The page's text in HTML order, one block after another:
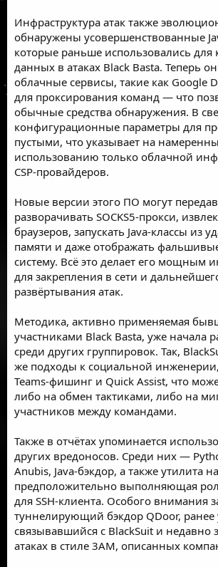
Инфраструктура атак также
обнаружены усовершенствованные
которые раньше использовались для
данных в атаках Black Basta. Теперь
облачные сервисы, такие как Google
для проксирования команд — что
обычные средства обнаружения. В
конфигурационные параметры для
пустыми, что указывает на
использованию только облачной
CSP-провайдеров.
Новые версии этого ПО могут
разворачивать SOCKS5-прокси,
браузеров, запускать Java-классы из
памяти и даже отображать
систему. Всё это делает его мощным
для закрепления в сети и
развёртывания атак.
Методика, активно применяемая
участниками Black Basta, уже начала
среди других группировок. Так,
же подходы к социальной
Teams-фишинг и Quick Assist, что
либо на обмен тактиками, либо на
участников между командами.
Также в отчётах упоминается
других вредоносов. Среди них —
Anubis, Java-бэкдор, а также утилита
предположительно выполняющая
для SSH-клиента. Особого внимания
туннелирующий бэкдор QDoor, ранее
связывавшийся с BlackSuit и недавно
атаках в стиле 3AM, описанных